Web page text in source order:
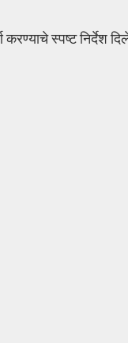
करण्याचे स्पष्ट निर्देश